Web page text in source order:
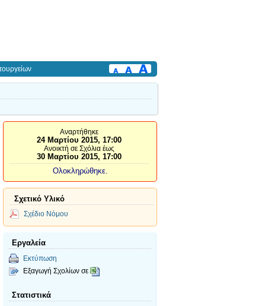
Αναρτήθηκε
24 Μαρτίου 2015, 17:00
Ανοικτή σε Σχόλια έως
30 Μαρτίου 2015, 17:00
Ολοκληρώθηκε.
Σχετικό Υλικό
Σχέδιο Νόμου
Εργαλεία
Εκτύπωση
Εξαγωγή Σχολίων σε
Στατιστικά